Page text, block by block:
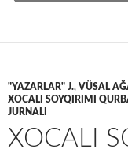
"YAZARLAR" J., VÜSAL
XOCALI SOYQIRIMI
JURNALI
XOCALI